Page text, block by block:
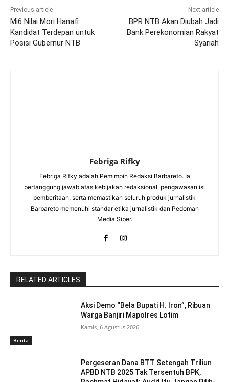
Previous article
Mi6 Nilai Mori Hanafi
Kandidat Terdepan untuk
Posisi Gubernur NTB
Next article
BPR NTB Akan Diubah Jadi
Bank Perekonomian Rakyat
Syariah
Febriga Rifky
Febriga Rifky adalah Pemimpin Redaksi Barbareto. Ia
bertanggung jawab atas kebijakan redaksional, pengawasan isi
pemberitaan, serta memastikan seluruh produk jurnalistik
Barbareto memenuhi standar etika jurnalistik dan Pedoman
Media Siber.
RELATED ARTICLES
Berita
Aksi Demo “Bela Bupati H. Iron”, Ribuan
Warga Banjiri Mapolres Lotim
Kamis, 6 Agustus 2026
Pergeseran Dana BTT Setengah Triliun
APBD NTB 2025 Tak Tersentuh BPK,